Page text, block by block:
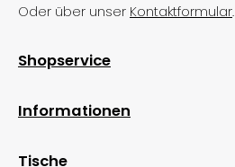
Oder über unser Kontaktformular.
Shopservice
Informationen
Tische